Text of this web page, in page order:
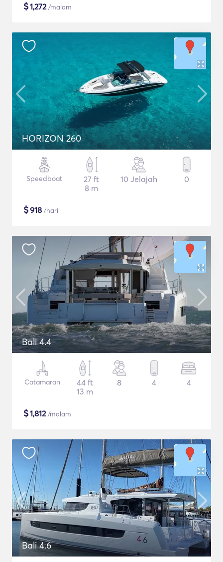
$1,272/malam
HORIZON 260
Speedboat
27 ft
8 m
10 Jelajah 0
$918 /hari
Bali 4.4
Catamaran
44 ft
13 m
8 4 4
$1,812/malam
Bali 4.6